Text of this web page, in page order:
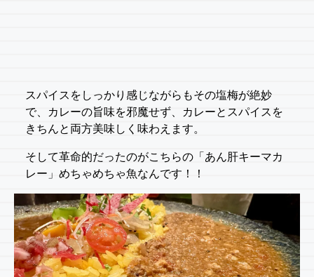
スパイスをしっかり感じながらもその塩梅が絶妙
で、カレーの旨味を邪魔せず、カレーとスパイスを
きちんと両方美味しく味わえます。
そして革命的だったのがこちらの「あん肝キーマカ
レー」めちゃめちゃ魚なんです！！